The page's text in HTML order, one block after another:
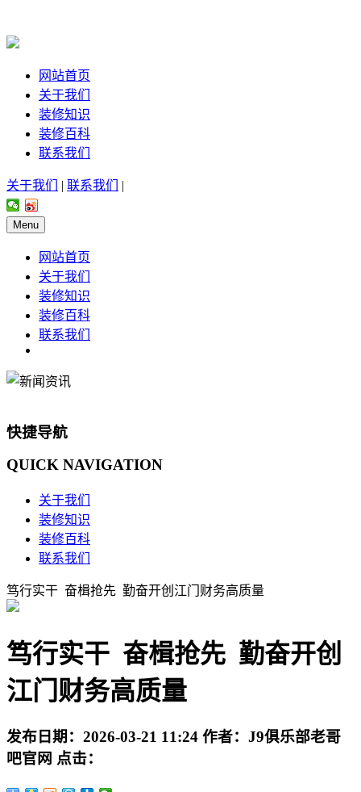
网站首页
关于我们
装修知识
装修百科
联系我们
关于我们 | 联系我们 |
Menu
网站首页
关于我们
装修知识
装修百科
联系我们
快捷导航
QUICK NAVIGATION
关于我们
装修知识
装修百科
联系我们
笃行实干 奋楫抢先 勤奋开创江门财务高质量
笃行实干 奋楫抢先 勤奋开创
江门财务高质量
发布日期： 2026-03-21 11:24 作者： J9俱乐部老哥
吧官网 点击：